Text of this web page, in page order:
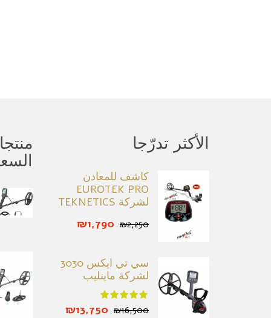
الأكثر تدرّجا
كاشف للمعادن
EUROTEK PRO
لشركة TEKNETICS
₪2,250
₪1,790
سي تي ايكس 3030
لشركة ماينليب
₪16,500
₪13,750